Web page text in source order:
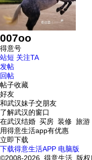
007oo
得意号
站短 关注TA
发帖
回帖
帖子收藏
好友
和武汉妹子交朋友
了解武汉的窗口
在武汉结婚 买房 装修 旅游
用得意生活app有优惠
立即下载
下载得意生活APP 电脑版
©2008-2026 得意生活 版